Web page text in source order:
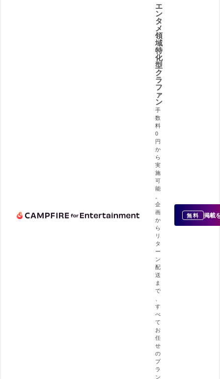
エ
ン
タ
メ
領
域
特
化
型
ク
ラ
フ
ァ
ン
手
数
料
0
円
か
ら
実
施
可
能
。
企
画
か
ら
リ
タ
ー
ン
配
送
ま
で
、
す
べ
て
お
任
せ
の
プ
ラ
ン
無料 掲載